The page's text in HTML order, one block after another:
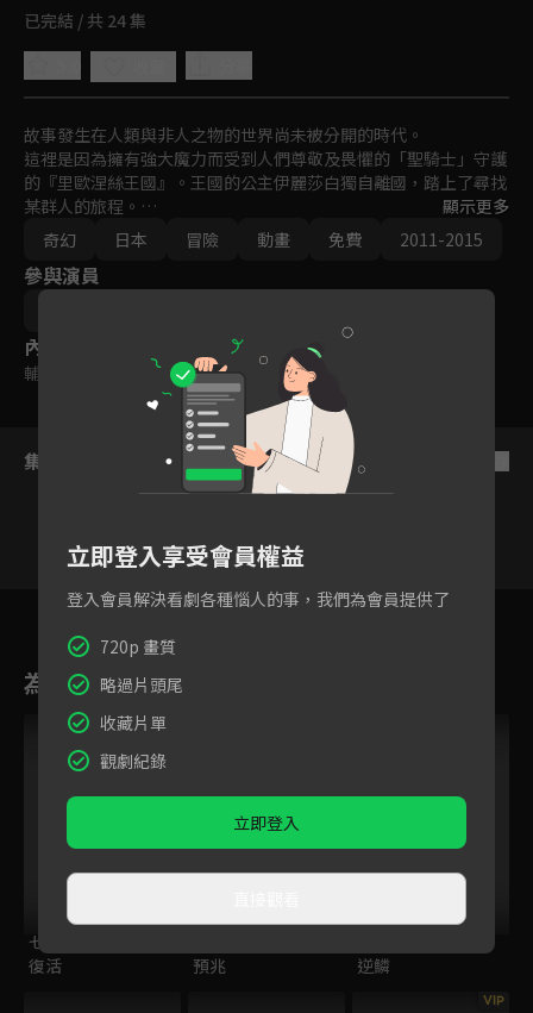
已完結 / 共 24 集
故事發生在人類與非人之物的世界尚未被分開的時代。
這裡是因為擁有強大魔力而受到人們尊敬及畏懼的「聖騎士」守護
的『里歐涅絲王國』。王國的公主伊麗莎白獨自離國，踏上了尋找
某群人的旅程。
那群人就是因為被視為最強最兇惡的騎士團而受人畏懼，且背叛國
家、與全聖騎士為敵的罪人們——＜七大罪＞。
在抵達某個酒館後，伊麗莎白與自稱是店長的少年・梅里奧達斯相
遇了。
而那正是徹底改變她與＜七大罪＞，以及整個世界的命運的精采冒
險的開端——！
顯示更多
奇幻
日本 冒險 動畫 免費 2011-2015
參與演員
內容標籤
輔導十二歲級
集數列表
19 20 21 22 23
為您推薦
七大罪S2：戒律的
復活
預兆
逆鱗
VIP
立即登入享受會員權益
登入會員解決看劇各種惱人的事，我們為會員提供了
720p 畫質
略過片頭尾
收藏片單
觀劇紀錄
立即登入